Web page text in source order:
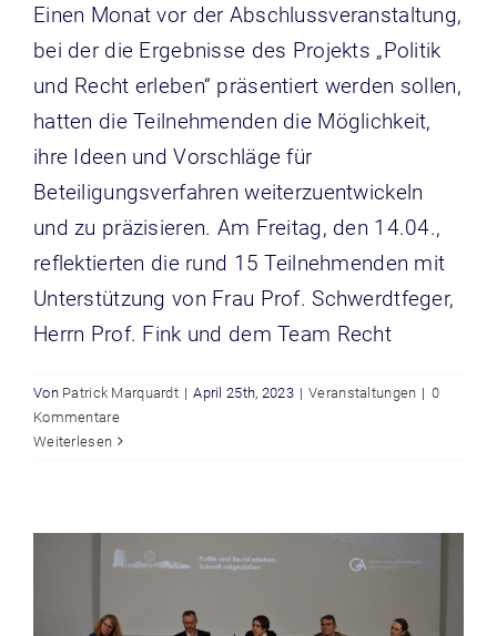
Einen Monat vor der Abschlussveranstaltung,
bei der die Ergebnisse des Projekts „Politik
und Recht erleben“ präsentiert werden sollen,
hatten die Teilnehmenden die Möglichkeit,
ihre Ideen und Vorschläge für
Beteiligungsverfahren weiterzuentwickeln
und zu präzisieren. Am Freitag, den 14.04.,
reflektierten die rund 15 Teilnehmenden mit
Unterstützung von Frau Prof. Schwerdtfeger,
Herrn Prof. Fink und dem Team Recht
Von Patrick Marquardt | April 25th, 2023 | Veranstaltungen | 0
Kommentare
Weiterlesen
Podiumsdiskussion „Herausforderung